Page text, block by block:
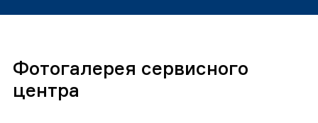
Фотогалерея сервисного
центра